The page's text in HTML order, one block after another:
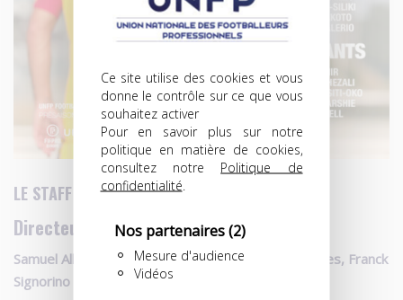
Ce site utilise des cookies et vous
donne le contrôle sur ce que vous
souhaitez activer
Pour en savoir plus sur notre
politique en matière de cookies,
consultez notre Politique de
confidentialité
Nos partenaires(2)
Mesure d'audience
Vidéos
LE STAFF
Directeurs de stage
Samuel Allegro, Malik Couturier, Steven Pinto-Borges, Franck
Signorino